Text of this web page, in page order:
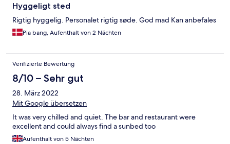
Hyggeligt sted
Rigtig hyggelig. Personalet rigtig søde. God mad Kan anbefales
Pia bang, Aufenthalt von 2 Nächten
Verifizierte Bewertung
8/10 – Sehr gut
28. März 2022
Mit Google übersetzen
It was very chilled and quiet. The bar and restaurant were
excellent and could always find a sunbed too
Aufenthalt von 5 Nächten